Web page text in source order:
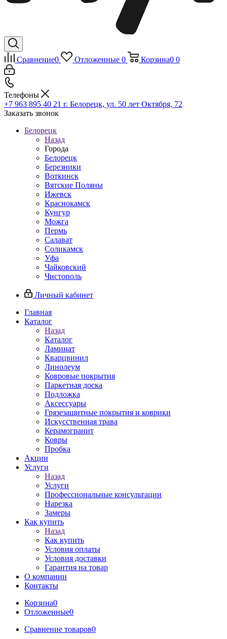
Сравнение0 Отложенные 0 Корзина0 0
Телефоны
+7 963 895 40 21 г. Белорецк, ул. 50 лет Октября, 72
Заказать звонок
Белорецк
Назад
Города
Белорецк
Березники
Воткинск
Вятские Поляны
Ижевск
Краснокамск
Кунгур
Можга
Пермь
Салават
Соликамск
Уфа
Чайковский
Чистополь
Личный кабинет
Главная
Каталог
Назад
Каталог
Ламинат
Кварцвинил
Линолеум
Ковровые покрытия
Паркетная доска
Подложка
Аксессуары
Грязезащитные покрытия и коврики
Искусственная трава
Керамогранит
Ковры
Пробка
Акции
Услуги
Назад
Услуги
Профессиональные консультации
Нарезка
Замеры
Как купить
Назад
Как купить
Условия оплаты
Условия доставки
Гарантия на товар
О компании
Контакты
Корзина0
Отложенные0
Сравнение товаров0